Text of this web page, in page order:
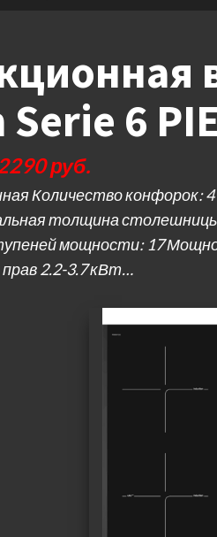
Serie 6
руб.
Количество конфорок:
толщина
мощности: 17
2.2-3.7 кВт…